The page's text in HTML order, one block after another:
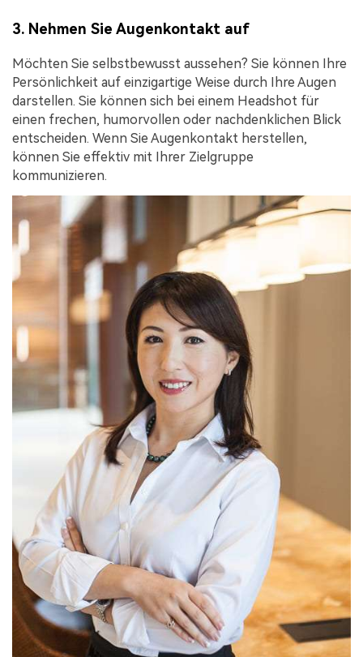
3. Nehmen Sie Augenkontakt auf
Möchten Sie selbstbewusst aussehen? Sie können Ihre
Persönlichkeit auf einzigartige Weise durch Ihre Augen
darstellen. Sie können sich bei einem Headshot für
einen frechen, humorvollen oder nachdenklichen Blick
entscheiden. Wenn Sie Augenkontakt herstellen,
können Sie effektiv mit Ihrer Zielgruppe
kommunizieren.